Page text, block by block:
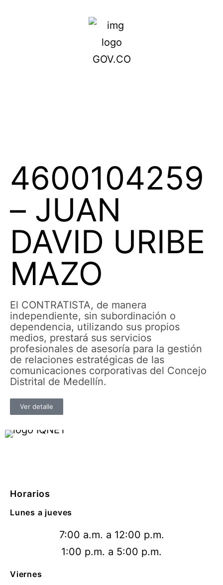
4600104259
– JUAN
DAVID URIBE
MAZO
El CONTRATISTA, de manera
independiente, sin subordinación o
dependencia, utilizando sus propios
medios, prestará sus servicios
profesionales de asesoría para la gestión
de relaciones estratégicas de las
comunicaciones corporativas del Concejo
Distrital de Medellín.
Ver detalle
Horarios
Lunes a jueves
7:00 a.m. a 12:00 p.m.
1:00 p.m. a 5:00 p.m.
Viernes